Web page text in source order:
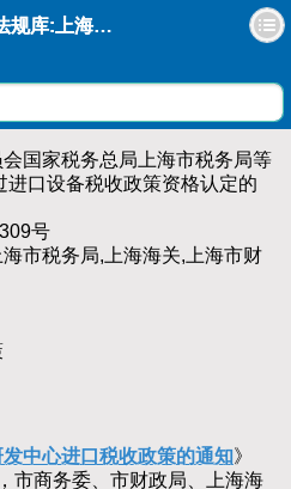
会计视野法规库:上海市商务委员会国家税务总局上海市税务局等部门关于公布2022年度通过进口设备税收政策资格认定的外资研发中心名单的公告
会国家税务总局上海市税务局等
口设备税收政策资格认定的
号
海市税务局,上海海关,上海市财
中心进口税收政策的通知》
市商务委、市财政局、上海海